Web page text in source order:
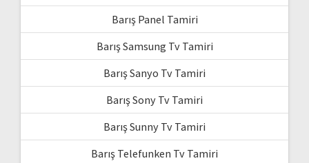
Barış Panel Tamiri
Barış Samsung Tv Tamiri
Barış Sanyo Tv Tamiri
Barış Sony Tv Tamiri
Barış Sunny Tv Tamiri
Barış Telefunken Tv Tamiri